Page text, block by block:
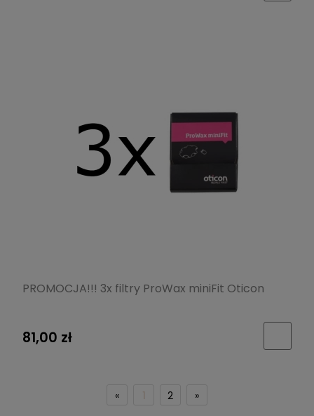
PROMOCJA!!! 3x filtry ProWax miniFit Oticon
81,00 zł
« 1 2 »